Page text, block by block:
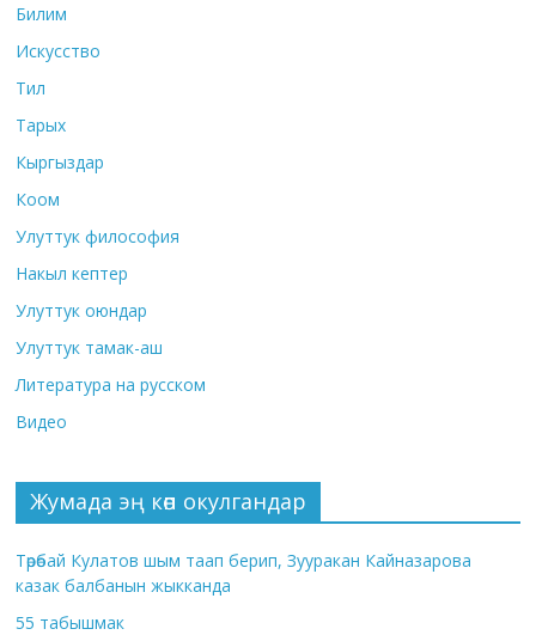
Билим
Искусство
Тил
Тарых
Кыргыздар
Коом
Улуттук философия
Накыл кептер
Улуттук оюндар
Улуттук тамак-аш
Литература на русском
Видео
Жумада эң көп окулгандар
Төрөбай Кулатов шым таап берип, Зууракан Кайназарова
казак балбанын жыкканда
55 табышмак